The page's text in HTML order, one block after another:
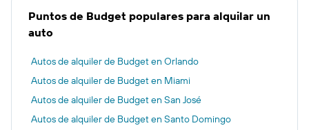
Puntos de Budget populares para alquilar un
auto
Autos de alquiler de Budget en Orlando
Autos de alquiler de Budget en Miami
Autos de alquiler de Budget en San José
Autos de alquiler de Budget en Santo Domingo